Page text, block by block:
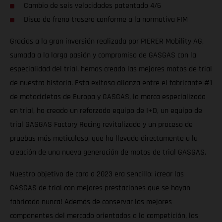
Cambio de seis velocidades patentado 4/6
Disco de freno trasero conforme a la normativa FIM
Gracias a la gran inversión realizada por PIERER Mobility AG,
sumada a la larga pasión y compromiso de GASGAS con la
especialidad del trial, hemos creado las mejores motos de trial
de nuestra historia. Esta exitosa alianza entre el fabricante #1
de motocicletas de Europa y GASGAS, la marca especializada
en trial, ha creado un reforzado equipo de I+D, un equipo de
trial GASGAS Factory Racing revitalizado y un proceso de
pruebas más meticuloso, que ha llevado directamente a la
creación de una nueva generación de motos de trial GASGAS.
Nuestro objetivo de cara a 2023 era sencillo: ¡crear las
GASGAS de trial con mejores prestaciones que se hayan
fabricado nunca! Además de conservar los mejores
componentes del mercado orientados a la competición, las